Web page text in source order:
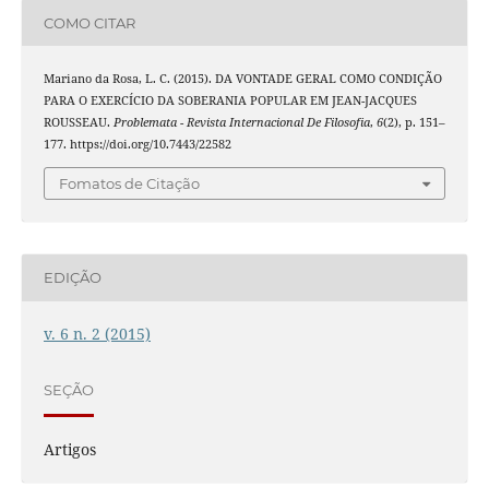
COMO CITAR
Mariano da Rosa, L. C. (2015). DA VONTADE GERAL COMO CONDIÇÃO
PARA O EXERCÍCIO DA SOBERANIA POPULAR EM JEAN-JACQUES
ROUSSEAU. Problemata - Revista Internacional De Filosofia, 6(2), p. 151–
177. https://doi.org/10.7443/22582
Fomatos de Citação
EDIÇÃO
v. 6 n. 2 (2015)
SEÇÃO
Artigos